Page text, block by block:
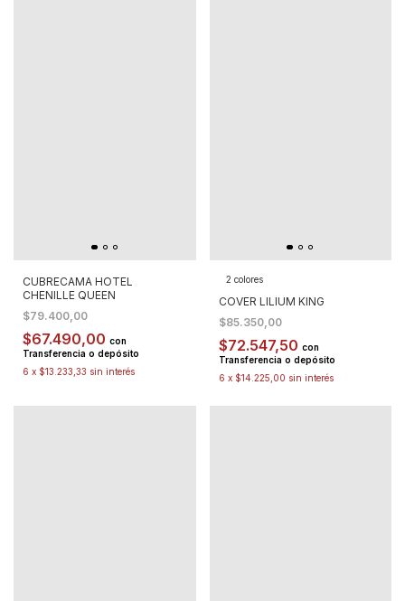
CUBRECAMA HOTEL
CHENILLE QUEEN
$79.400,00
$67.490,00 con
Transferencia o depósito
6 x $13.233,33 sin interés
2 colores
COVER LILIUM KING
$85.350,00
$72.547,50 con
Transferencia o depósito
6 x $14.225,00 sin interés